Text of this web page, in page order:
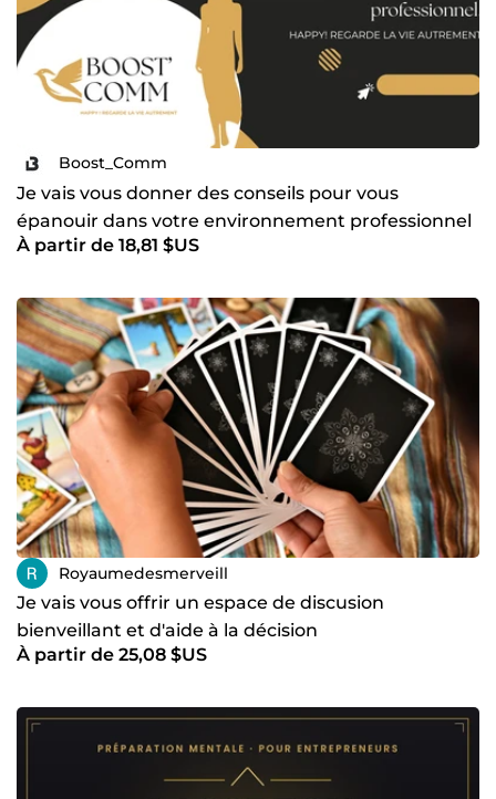
Boost_Comm
Je vais vous donner des conseils pour vous
épanouir dans votre environnement professionnel
À partir de 18,81 $US
Royaumedesmerveill
Je vais vous offrir un espace de discusion
bienveillant et d'aide à la décision
À partir de 25,08 $US